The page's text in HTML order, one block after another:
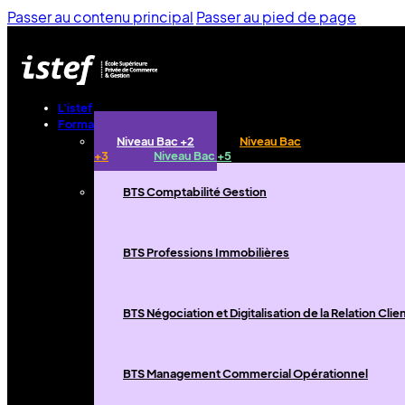
Passer au contenu principal Passer au pied de page
L'istef
Formations
Niveau Bac +2
Niveau Bac
+3
Niveau Bac +5
BTS Comptabilité Gestion
BTS Professions Immobilières
BTS Négociation et Digitalisation de la Relation
BTS Management Commercial Opérationnel